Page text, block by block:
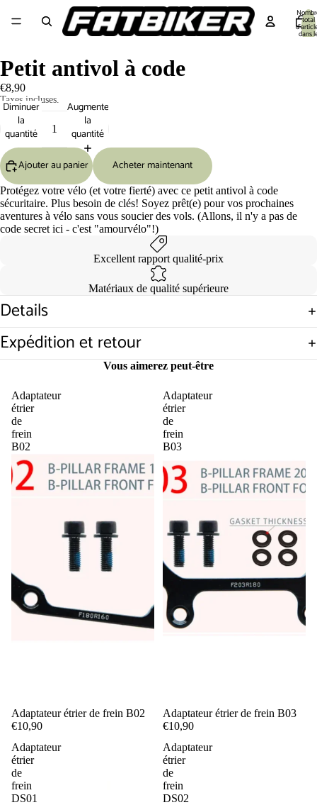
total
dans
Ouvrir
l’image
plein
écran
Petit antivol à code
€8,90
Taxes incluses.
Diminuer
la
quantité
Augmenter
la
quantité
Ajouter au panier
Acheter maintenant
Protégez votre vélo (et votre fierté) avec ce petit antivol à code
sécuritaire. Plus besoin de clés! Soyez prêt(e) pour vos prochaines
aventures à vélo sans vous soucier des vols. (Allons, il n'y a pas de
code secret ici - c'est "amourvélo"!)
Excellent rapport qualité-prix
Matériaux de qualité supérieure
Details
Expédition et retour
Vous aimerez peut-être
Adaptateur
étrier
de
frein
B02
Adaptateur étrier de frein B02
€10,90
Adaptateur
étrier
de
frein
B03
Adaptateur étrier de frein B03
€10,90
Adaptateur
étrier
de
frein
DS01
Adaptateur
étrier
de
frein
DS02